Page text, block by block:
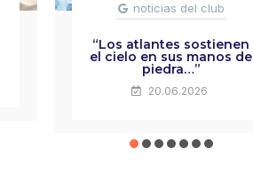
noticias del club
“Los atlantes sostienen
el cielo en sus manos de
piedra…”
20.06.2026